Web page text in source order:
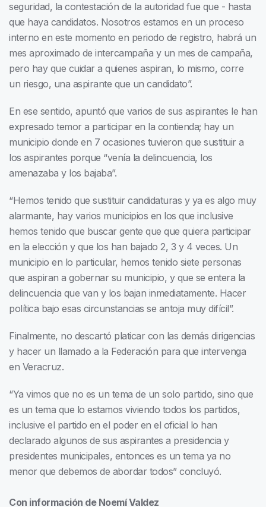
seguridad, la contestación de la autoridad fue que - hasta
que haya candidatos. Nosotros estamos en un proceso
interno en este momento en periodo de registro, habrá un
mes aproximado de intercampaña y un mes de campaña,
pero hay que cuidar a quienes aspiran, lo mismo, corre
un riesgo, una aspirante que un candidato”.
En ese sentido, apuntó que varios de sus aspirantes le han
expresado temor a participar en la contienda; hay un
municipio donde en 7 ocasiones tuvieron que sustituir a
los aspirantes porque “venía la delincuencia, los
amenazaba y los bajaba”.
“Hemos tenido que sustituir candidaturas y ya es algo muy
alarmante, hay varios municipios en los que inclusive
hemos tenido que buscar gente que que quiera participar
en la elección y que los han bajado 2, 3 y 4 veces. Un
municipio en lo particular, hemos tenido siete personas
que aspiran a gobernar su municipio, y que se entera la
delincuencia que van y los bajan inmediatamente. Hacer
política bajo esas circunstancias se antoja muy difícil”.
Finalmente, no descartó platicar con las demás dirigencias
y hacer un llamado a la Federación para que intervenga
en Veracruz.
“Ya vimos que no es un tema de un solo partido, sino que
es un tema que lo estamos viviendo todos los partidos,
inclusive el partido en el poder en el oficial lo han
declarado algunos de sus aspirantes a presidencia y
presidentes municipales, entonces es un tema ya no
menor que debemos de abordar todos” concluyó.
Con información de Noemí Valdez